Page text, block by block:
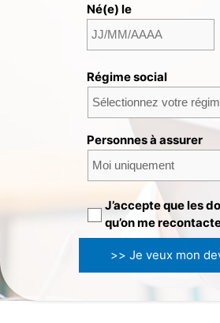
Né(e) le
Régime social
Personnes à assurer
J’accepte que les
qu’on me
>> Je veux mon